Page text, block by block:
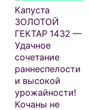
Капуста
ЗОЛОТОЙ
ГЕКТАР 1432 —
Удачное
сочетание
раннеспелости
и высокой
урожайности!
Кочаны не